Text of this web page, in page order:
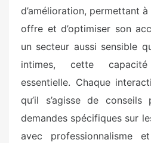
d’amélioration, permettant
offre et d’optimiser son
un secteur aussi sensible
intimes, cette
essentielle. Chaque
qu’il s’agisse de conseils
demandes spécifiques sur
avec professionnalisme